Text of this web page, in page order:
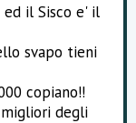
il Sisco e' il
svapo tieni
copiano!!
degli